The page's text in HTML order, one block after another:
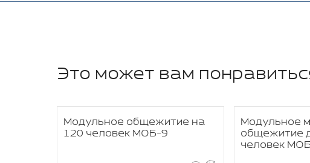
Это может вам
Модульное общежитие на
120 человек МОБ-9
Модульное
общежитие
человек